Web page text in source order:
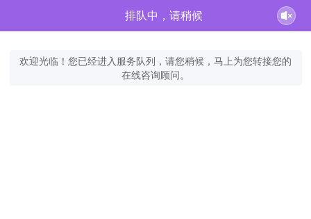
排队中，请稍候
欢迎光临！您已经进入服务队列，请您稍候，马上为您转接您的
在线咨询顾问。